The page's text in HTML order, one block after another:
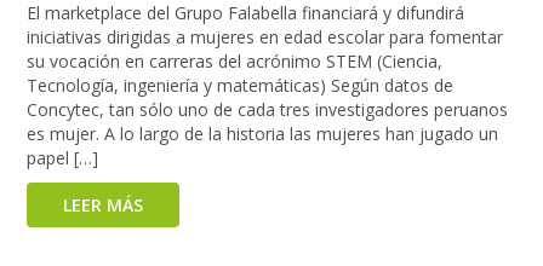
El marketplace del Grupo Falabella financiará y difundirá
iniciativas dirigidas a mujeres en edad escolar para fomentar
su vocación en carreras del acrónimo STEM (Ciencia,
Tecnología, ingeniería y matemáticas) Según datos de
Concytec, tan sólo uno de cada tres investigadores peruanos
es mujer. A lo largo de la historia las mujeres han jugado un
papel […]
LEER MÁS